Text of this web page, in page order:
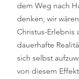
dem Weg nach
denken, wir
Christus-Erlebnis
dauerhafte
sich selbst
von diesem